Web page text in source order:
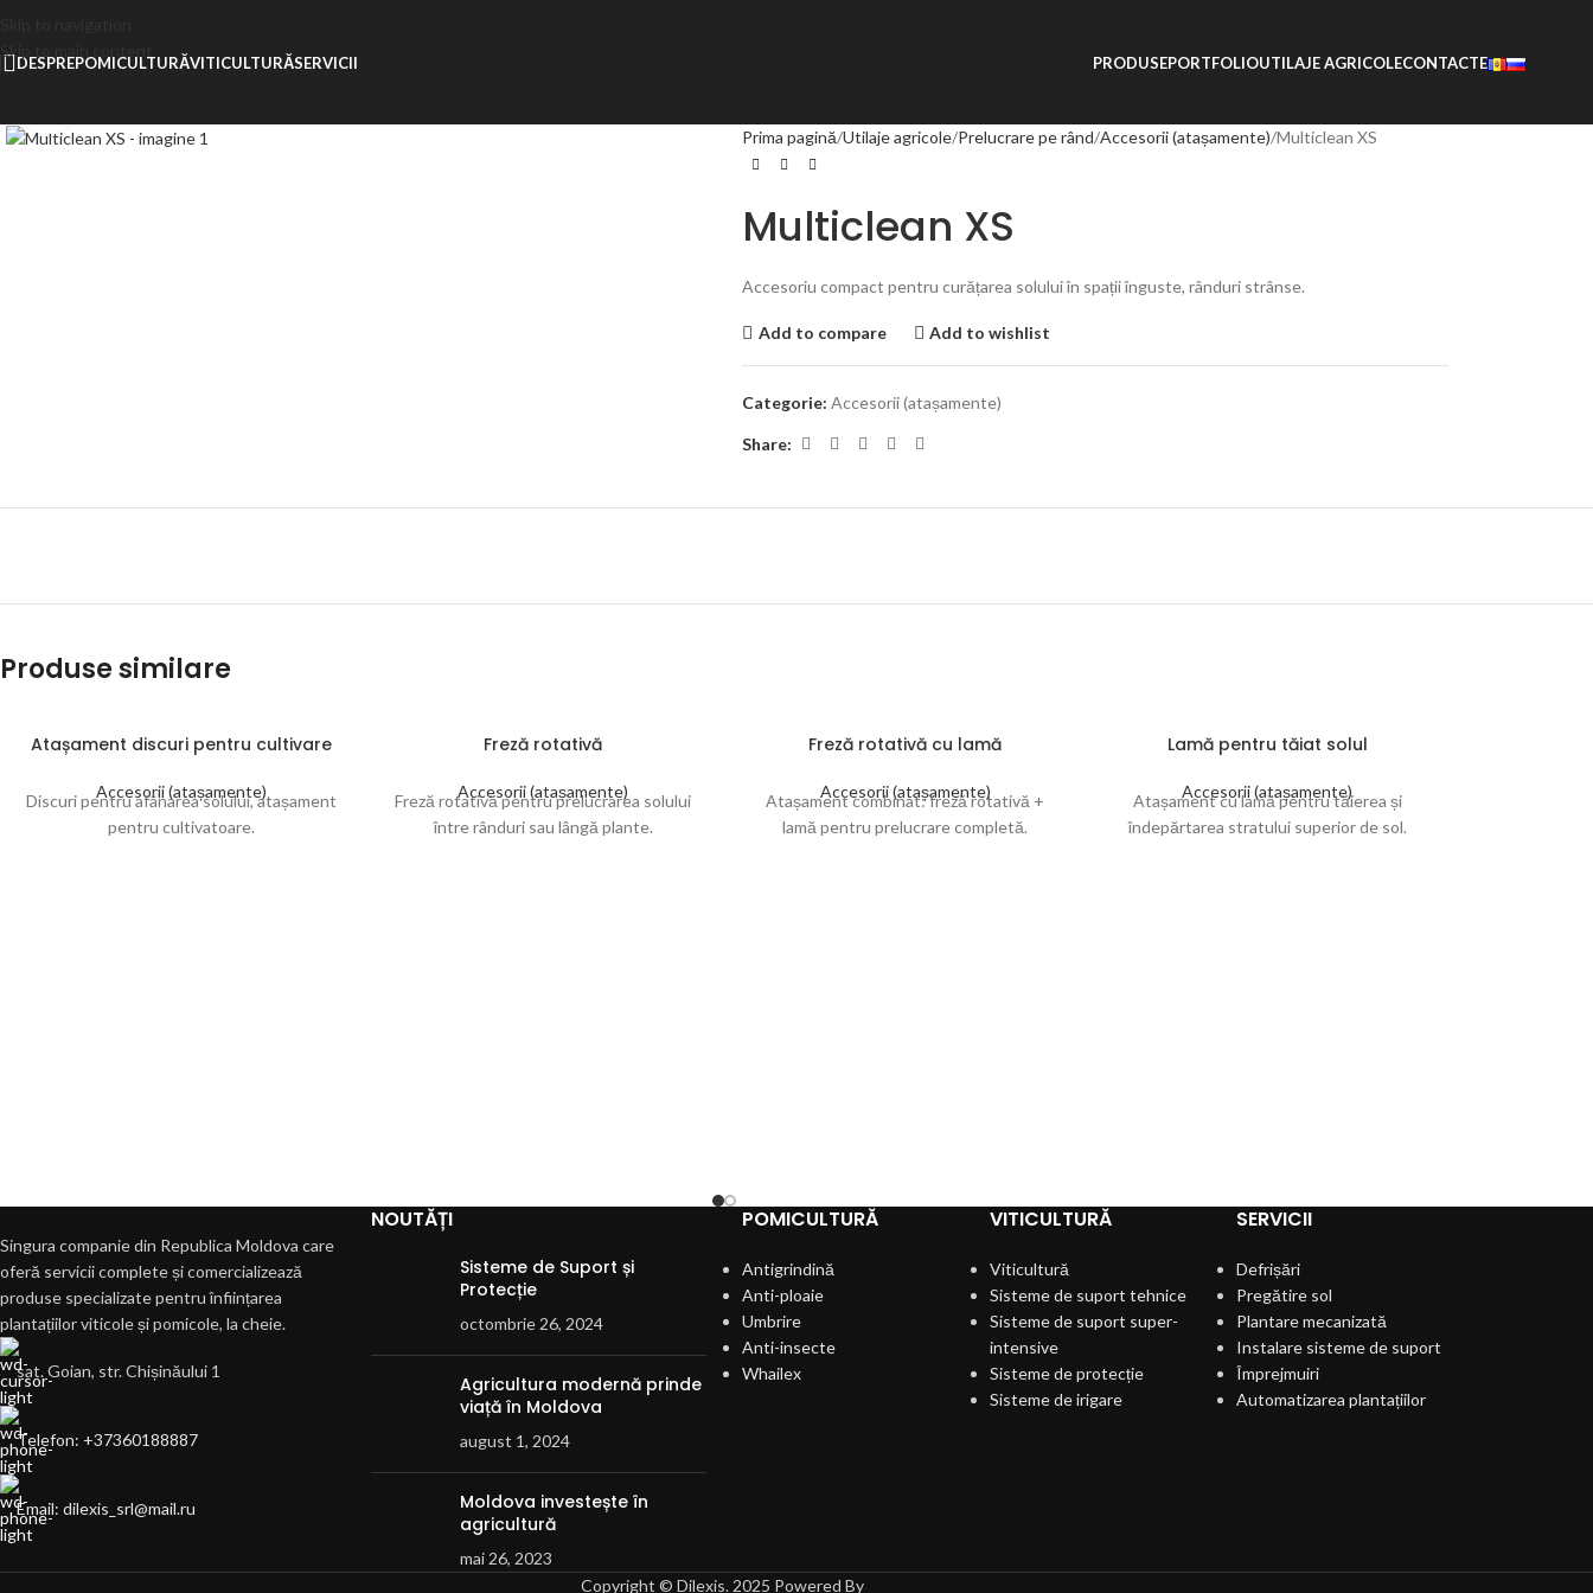
Skip to main content
DESPREPOMICULTURĂVITICULTURĂSERVICII PRODUSEPORTFOLIOUTILAJE AGRICOLECONTACTE
Prima pagină Utilaje agricole Prelucrare pe rând Accesorii (atașamente) Multiclean XS
Multiclean XS
Accesoriu compact pentru curățarea solului în spații înguste, rânduri strânse.
Add to compare Add to wishlist
Categorie: Accesorii (atașamente)
Share:
Produse similare
Atașament discuri pentru cultivare
Accesorii (atașamente)
Discuri pentru afânarea solului, atașament
pentru cultivatoare.
Freză rotativă
Accesorii (atașamente)
Freză rotativă pentru prelucrarea solului
între rânduri sau lângă plante.
Freză rotativă cu lamă
Accesorii (atașamente)
Atașament combinat: freză rotativă +
lamă pentru prelucrare completă.
Lamă pentru tăiat solul
Accesorii (atașamente)
Atașament cu lamă pentru tăierea și
îndepărtarea stratului superior de sol.
Singura companie din Republica Moldova care
oferă servicii complete și comercializează
produse specializate pentru înființarea
plantațiilor viticole și pomicole, la cheie.
sat. Goian, str. Chișinăului 1
Telefon: +37360188887
Email: dilexis_srl@mail.ru
NOUTĂȚI
Sisteme de Suport și
Protecție
octombrie 26, 2024
Agricultura modernă prinde
viață în Moldova
august 1, 2024
Moldova investește în
agricultură
mai 26, 2023
POMICULTURĂ
Antigrindină
Anti-ploaie
Umbrire
Anti-insecte
Whailex
VITICULTURĂ
Viticultură
Sisteme de suport tehnice
Sisteme de suport super-
intensive
Sisteme de protecție
Sisteme de irigare
SERVICII
Defrișări
Pregătire sol
Plantare mecanizată
Instalare sisteme de suport
Împrejmuiri
Automatizarea plantațiilor
Copyright © Dilexis. 2025 Powered By